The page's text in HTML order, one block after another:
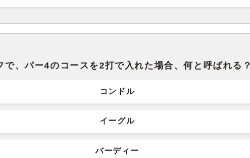
で、パー4のコースを2打で入れた場合、何と呼ばれる？
コンドル
イーグル
バーディー